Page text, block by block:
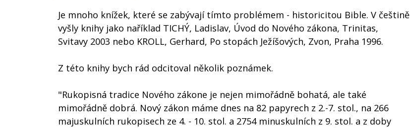
Je mnoho knížek, které se zabývají tímto problémem - historicitou Bible. V češtině
vyšly knihy jako naříklad TICHÝ, Ladislav, Úvod do Nového zákona, Trinitas,
Svitavy 2003 nebo KROLL, Gerhard, Po stopách Ježíšových, Zvon, Praha 1996.
Z této knihy bych rád odcitoval několik poznámek.
"Rukopisná tradice Nového zákone je nejen mimořádně bohatá, ale také
mimořádně dobrá. Nový zákon máme dnes na 82 papyrech z 2.-7. stol., na 266
majuskulních rukopisech ze 4. - 10. stol. a 2754 minuskulních z 9. stol. a z doby